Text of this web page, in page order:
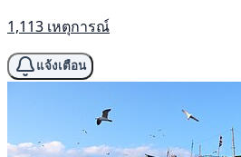
1,113 เหตุการณ์
แจ้งเตือน